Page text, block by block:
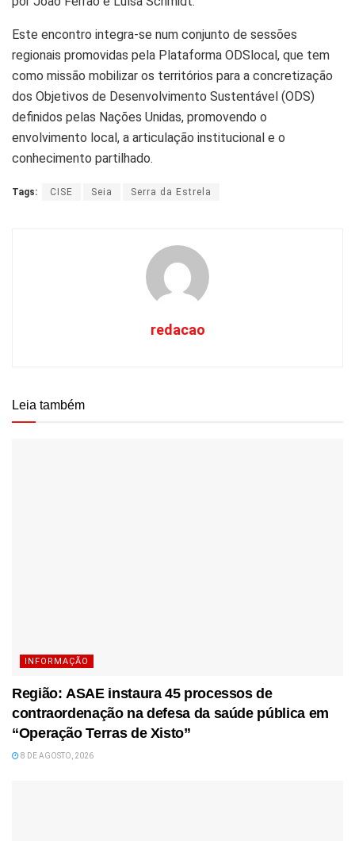
Este encontro integra-se num conjunto de sessões
regionais promovidas pela Plataforma ODSlocal, que tem
como missão mobilizar os territórios para a concretização
dos Objetivos de Desenvolvimento Sustentável (ODS)
definidos pelas Nações Unidas, promovendo o
envolvimento local, a articulação institucional e o
conhecimento partilhado.
Tags: CISE Seia Serra da Estrela
redacao
Leia também
INFORMAÇÃO
Região: ASAE instaura 45 processos de
contraordenação na defesa da saúde pública em
“Operação Terras de Xisto”
8 DE AGOSTO, 2026